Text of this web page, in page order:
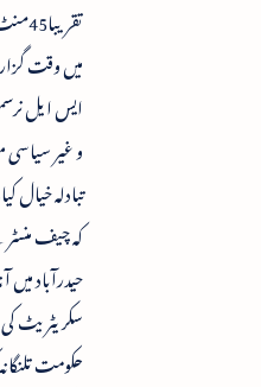
میں وقت
ایس ایل
و غیر
تبادلہ خیال
کہ چیف
حیدرآباد
سکریٹریٹ
حکومت